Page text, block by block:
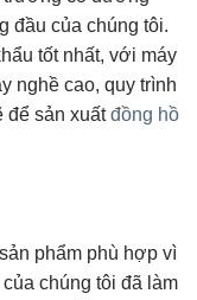
đầu của chúng tôi.
tốt nhất, với máy
nghề cao, quy trình
để sản xuấtđồng hồ
phẩm phù hợp vì
chúng tôi đã làm